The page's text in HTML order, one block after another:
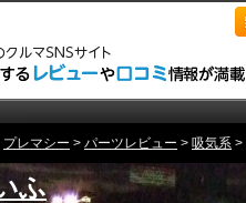
プレマシー > パーツレビュー > 吸気系 >
ふ